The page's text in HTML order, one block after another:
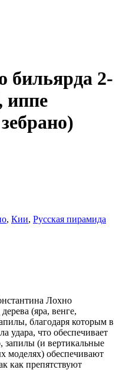
бильярда 2-
иппе
, Кии, Русская пирамида
Лохно
(яра, венге,
благодаря которым в
удара, что обеспечивает
запилы (и вертикальные
моделях) обеспечивают
как препятствуют